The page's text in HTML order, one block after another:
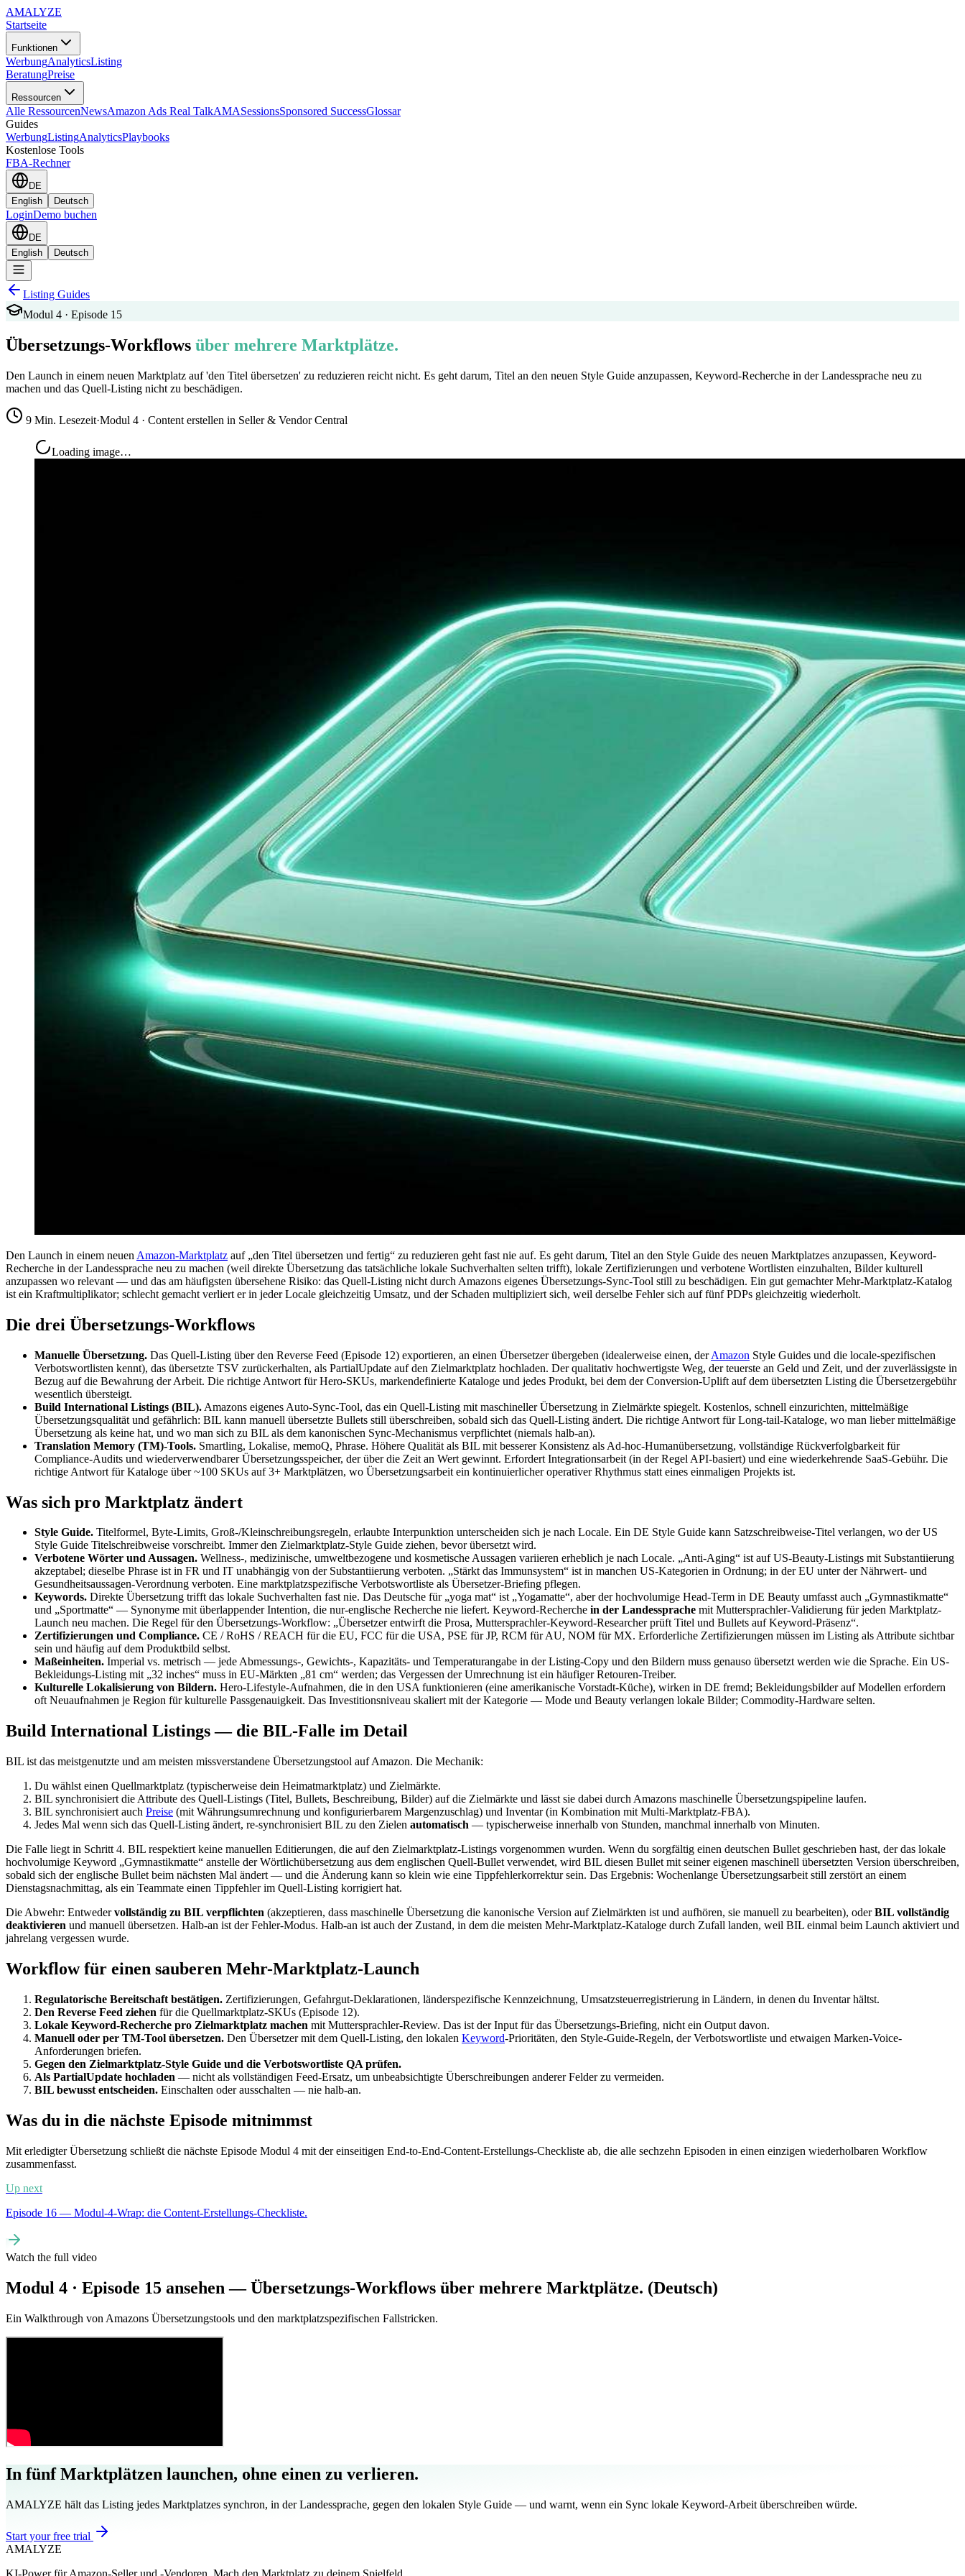
AMALYZE
Startseite
Funktionen
WerbungAnalyticsListing
BeratungPreise
Ressourcen
Alle RessourcenNewsAmazon Ads Real TalkAMASessionsSponsored SuccessGlossar
Guides
WerbungListingAnalyticsPlaybooks
Kostenlose Tools
FBA-Rechner
DE
English
Deutsch
LoginDemo buchen
DE
English
Deutsch
Listing Guides
Modul 4 · Episode 15
Übersetzungs-Workflows über mehrere Marktplätze.
Den Launch in einem neuen Marktplatz auf 'den Titel übersetzen' zu reduzieren reicht nicht. Es geht darum, Titel an den neuen Style Guide anzupassen, Keyword-Recherche in der Landessprache neu zu
machen und das Quell-Listing nicht zu beschädigen.
9 Min. Lesezeit·Modul 4 · Content erstellen in Seller & Vendor Central
Loading image…
Den Launch in einem neuen Amazon-Marktplatz auf „den Titel übersetzen und fertig“ zu reduzieren geht fast nie auf. Es geht darum, Titel an den Style Guide des neuen Marktplatzes anzupassen, Keyword-
Recherche in der Landessprache neu zu machen (weil direkte Übersetzung das tatsächliche lokale Suchverhalten selten trifft), lokale Zertifizierungen und verbotene Wortlisten einzuhalten, Bilder kulturell
anzupassen wo relevant — und das am häufigsten übersehene Risiko: das Quell-Listing nicht durch Amazons eigenes Übersetzungs-Sync-Tool still zu beschädigen. Ein gut gemachter Mehr-Marktplatz-Katalog
ist ein Kraftmultiplikator; schlecht gemacht verliert er in jeder Locale gleichzeitig Umsatz, und der Schaden multipliziert sich, weil derselbe Fehler sich auf fünf PDPs gleichzeitig wiederholt.
Die drei Übersetzungs-Workflows
Manuelle Übersetzung. Das Quell-Listing über den Reverse Feed (Episode 12) exportieren, an einen Übersetzer übergeben (idealerweise einen, derAmazon Style Guides und die locale-spezifischen
Verbotswortlisten kennt), das übersetzte TSV zurückerhalten, als PartialUpdate auf den Zielmarktplatz hochladen. Der qualitativ hochwertigste Weg, der teuerste an Geld und Zeit, und der zuverlässigste in
Bezug auf die Bewahrung der Arbeit. Die richtige Antwort für Hero-SKUs, markendefinierte Kataloge und jedes Produkt, bei dem der Conversion-Uplift auf dem übersetzten Listing die Übersetzergebühr
wesentlich übersteigt.
Build International Listings (BIL). Amazons eigenes Auto-Sync-Tool, das ein Quell-Listing mit maschineller Übersetzung in Zielmärkte spiegelt. Kostenlos, schnell einzurichten, mittelmäßige
Übersetzungsqualität und gefährlich: BIL kann manuell übersetzte Bullets still überschreiben, sobald sich das Quell-Listing ändert. Die richtige Antwort für Long-tail-Kataloge, wo man lieber mittelmäßige
Übersetzung als keine hat, und wo man sich zu BIL als dem kanonischen Sync-Mechanismus verpflichtet (niemals halb-an).
Translation Memory (TM)-Tools. Smartling, Lokalise, memoQ, Phrase. Höhere Qualität als BIL mit besserer Konsistenz als Ad-hoc-Humanübersetzung, vollständige Rückverfolgbarkeit für
Compliance-Audits und wiederverwendbarer Übersetzungsspeicher, der über die Zeit an Wert gewinnt. Erfordert Integrationsarbeit (in der Regel API-basiert) und eine wiederkehrende SaaS-Gebühr. Die
richtige Antwort für Kataloge über ~100 SKUs auf 3+ Marktplätzen, wo Übersetzungsarbeit ein kontinuierlicher operativer Rhythmus statt eines einmaligen Projekts ist.
Was sich pro Marktplatz ändert
Style Guide. Titelformel, Byte-Limits, Groß-/Kleinschreibungsregeln, erlaubte Interpunktion unterscheiden sich je nach Locale. Ein DE Style Guide kann Satzschreibweise-Titel verlangen, wo der US
Style Guide Titelschreibweise vorschreibt. Immer den Zielmarktplatz-Style Guide ziehen, bevor übersetzt wird.
Verbotene Wörter und Aussagen. Wellness-, medizinische, umweltbezogene und kosmetische Aussagen variieren erheblich je nach Locale. „Anti-Aging“ ist auf US-Beauty-Listings mit Substantiierung
akzeptabel; dieselbe Phrase ist in FR und IT unabhängig von der Substantiierung verboten. „Stärkt das Immunsystem“ ist in manchen US-Kategorien in Ordnung; in der EU unter der Nährwert- und
Gesundheitsaussagen-Verordnung verboten. Eine marktplatzspezifische Verbotswortliste als Übersetzer-Briefing pflegen.
Keywords. Direkte Übersetzung trifft das lokale Suchverhalten fast nie. Das Deutsche für „yoga mat“ ist „Yogamatte“, aber der hochvolumige Head-Term in DE Beauty umfasst auch „Gymnastikmatte“
und „Sportmatte“ — Synonyme mit überlappender Intention, die nur-englische Recherche nie liefert. Keyword-Recherche in der Landessprache mit Muttersprachler-Validierung für jeden Marktplatz-
Launch neu machen. Die Regel für den Übersetzungs-Workflow: „Übersetzer entwirft die Prosa, Muttersprachler-Keyword-Researcher prüft Titel und Bullets auf Keyword-Präsenz“.
Zertifizierungen und Compliance. CE / RoHS / REACH für die EU, FCC für die USA, PSE für JP, RCM für AU, NOM für MX. Erforderliche Zertifizierungen müssen im Listing als Attribute sichtbar
sein und häufig auf dem Produktbild selbst.
Maßeinheiten. Imperial vs. metrisch — jede Abmessungs-, Gewichts-, Kapazitäts- und Temperaturangabe in der Listing-Copy und den Bildern muss genauso übersetzt werden wie die Sprache. Ein US-
Bekleidungs-Listing mit „32 inches“ muss in EU-Märkten „81 cm“ werden; das Vergessen der Umrechnung ist ein häufiger Retouren-Treiber.
Kulturelle Lokalisierung von Bildern. Hero-Lifestyle-Aufnahmen, die in den USA funktionieren (eine amerikanische Vorstadt-Küche), wirken in DE fremd; Bekleidungsbilder auf Modellen erfordern
oft Neuaufnahmen je Region für kulturelle Passgenauigkeit. Das Investitionsniveau skaliert mit der Kategorie — Mode und Beauty verlangen lokale Bilder; Commodity-Hardware selten.
Build International Listings — die BIL-Falle im Detail
BIL ist das meistgenutzte und am meisten missverstandene Übersetzungstool auf Amazon. Die Mechanik:
Du wählst einen Quellmarktplatz (typischerweise dein Heimatmarktplatz) und Zielmärkte.
BIL synchronisiert die Attribute des Quell-Listings (Titel, Bullets, Beschreibung, Bilder) auf die Zielmärkte und lässt sie dabei durch Amazons maschinelle Übersetzungspipeline laufen.
BIL synchronisiert auch Preise (mit Währungsumrechnung und konfigurierbarem Margenzuschlag) und Inventar (in Kombination mit Multi-Marktplatz-FBA).
Jedes Mal wenn sich das Quell-Listing ändert, re-synchronisiert BIL zu den Zielen automatisch — typischerweise innerhalb von Stunden, manchmal innerhalb von Minuten.
Die Falle liegt in Schritt 4. BIL respektiert keine manuellen Editierungen, die auf den Zielmarktplatz-Listings vorgenommen wurden. Wenn du sorgfältig einen deutschen Bullet geschrieben hast, der das lokale
hochvolumige Keyword „Gymnastikmatte“ anstelle der Wörtlichübersetzung aus dem englischen Quell-Bullet verwendet, wird BIL diesen Bullet mit seiner eigenen maschinell übersetzten Version überschreiben,
sobald sich der englische Bullet beim nächsten Mal ändert — und die Änderung kann so klein wie eine Tippfehlerkorrektur sein. Das Ergebnis: Wochenlange Übersetzungsarbeit still zerstört an einem
Dienstagsnachmittag, als ein Teammate einen Tippfehler im Quell-Listing korrigiert hat.
Die Abwehr: Entwedervollständig zu BIL verpflichten (akzeptieren, dass maschinelle Übersetzung die kanonische Version auf Zielmärkten ist und aufhören, sie manuell zu bearbeiten), oderBIL vollständig
deaktivieren und manuell übersetzen. Halb-an ist der Fehler-Modus. Halb-an ist auch der Zustand, in dem die meisten Mehr-Marktplatz-Kataloge durch Zufall landen, weil BIL einmal beim Launch aktiviert und
jahrelang vergessen wurde.
Workflow für einen sauberen Mehr-Marktplatz-Launch
Regulatorische Bereitschaft bestätigen. Zertifizierungen, Gefahrgut-Deklarationen, länderspezifische Kennzeichnung, Umsatzsteuerregistrierung in Ländern, in denen du Inventar hältst.
Den Reverse Feed ziehen für die Quellmarktplatz-SKUs (Episode 12).
Lokale Keyword-Recherche pro Zielmarktplatz machen mit Muttersprachler-Review. Das ist der Input für das Übersetzungs-Briefing, nicht ein Output davon.
Manuell oder per TM-Tool übersetzen. Den Übersetzer mit dem Quell-Listing, den lokalen Keyword-Prioritäten, den Style-Guide-Regeln, der Verbotswortliste und etwaigen Marken-Voice-
Anforderungen briefen.
Gegen den Zielmarktplatz-Style Guide und die Verbotswortliste QA prüfen.
Als PartialUpdate hochladen — nicht als vollständigen Feed-Ersatz, um unbeabsichtigte Überschreibungen anderer Felder zu vermeiden.
BIL bewusst entscheiden. Einschalten oder ausschalten — nie halb-an.
Was du in die nächste Episode mitnimmst
Mit erledigter Übersetzung schließt die nächste Episode Modul 4 mit der einseitigen End-to-End-Content-Erstellungs-Checkliste ab, die alle sechzehn Episoden in einen einzigen wiederholbaren Workflow
zusammenfasst.
Up next
Episode 16 — Modul-4-Wrap: die Content-Erstellungs-Checkliste.
Watch the full video
Modul 4 · Episode 15 ansehen — Übersetzungs-Workflows über mehrere Marktplätze. (Deutsch)
Ein Walkthrough von Amazons Übersetzungstools und den marktplatzspezifischen Fallstricken.
In fünf Marktplätzen launchen, ohne einen zu verlieren.
AMALYZE hält das Listing jedes Marktplatzes synchron, in der Landessprache, gegen den lokalen Style Guide — und warnt, wenn ein Sync lokale Keyword-Arbeit überschreiben würde.
Start your free trial
AMALYZE
KI-Power für Amazon-Seller und -Vendoren. Mach den Marktplatz zu deinem Spielfeld.